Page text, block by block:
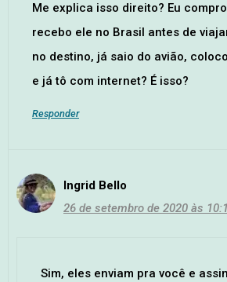
Me explica isso direito? Eu
recebo ele no Brasil antes de
no destino, já saio do avião,
e já tô com internet? É isso?
Responder
Ingrid Bello
26 de setembro de 2020 às
Sim, eles enviam pra você e